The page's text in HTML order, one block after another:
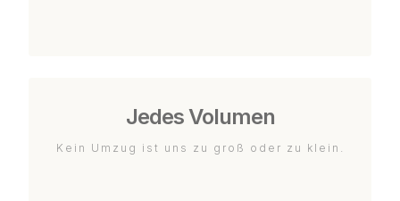
Jedes Volumen
Kein Umzug ist uns zu groß oder zu klein.